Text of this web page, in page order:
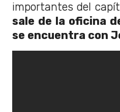
importantes del
sale de la oficina
se encuentra con